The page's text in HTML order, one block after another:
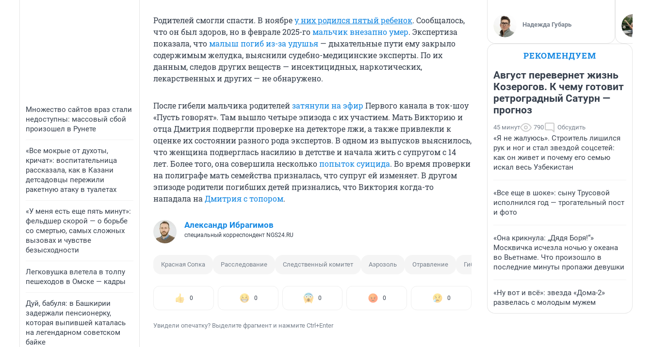
Множество сайтов враз стали
недоступны: массовый сбой
произошел в Рунете
«Все мокрые от духоты,
кричат»: воспитательница
рассказала, как в Казани
детсадовцы пережили
ракетную атаку в туалетах
«У меня есть еще пять минут»:
фельдшер скорой — о борьбе
со смертью, самых сложных
вызовах и чувстве
безысходности
Легковушка влетела в толпу
пешеходов в Омске — кадры
Дуй, бабуля: в Башкирии
задержали пенсионерку,
которая выпившей каталась
на легендарном советском
байке
Родителей смогли спасти. В ноябреу них родился пятый ребенок. Сообщалось,
что он был здоров, но в феврале 2025-гомальчик внезапно умер. Экспертиза
показала, чтомалыш погиб из-за удушья — дыхательные пути ему закрыло
содержимым желудка, выяснили судебно-медицинские эксперты. По их
данным, следов других веществ — инсектицидных, наркотических,
лекарственных и других — не обнаружено.
После гибели мальчика родителейзатянули на эфир Первого канала в ток-шоу
«Пусть говорят». Там вышло четыре эпизода с их участием. Мать Викторию и
отца Дмитрия подвергли проверке на детекторе лжи, а также привлекли к
оценке их состоянии разного рода экспертов. В одном из выпусков выяснилось,
что женщина подверглась насилию в детстве и начала жить с супругом с 14
лет. Более того, она совершила несколькопопыток суицида. Во время проверки
на полиграфе мать семейства призналась, что супруг ей изменяет. В другом
эпизоде родители погибших детей признались, что Виктория когда-то
нападала на Дмитрия с топором.
Александр Ибрагимов
специальный корреспондент NGS24.RU
Красная Сопка Расследование Следственный комитет Аэрозоль Отравление Гибель ребенка
0 0 0 0 0
Увидели опечатку? Выделите фрагмент и нажмите Ctrl+Enter
Надежда Губарь
РЕКОМЕНДУЕМ
Август перевернет жизнь
Козерогов. К чему готовит
ретроградный Сатурн —
прогноз
45 минут 790 Обсудить
«Я не жалуюсь». Строитель лишился
рук и ног и стал звездой соцсетей:
как он живет и почему его семью
искал весь Узбекистан
«Все еще в шоке»: сыну Трусовой
исполнился год — трогательный пост
и фото
«Она крикнула: „Дядя Боря!“»
Москвичка исчезла ночью у океана
во Вьетнаме. Что произошло в
последние минуты пропажи девушки
«Ну вот и всё»: звезда «Дома-2»
развелась с молодым мужем